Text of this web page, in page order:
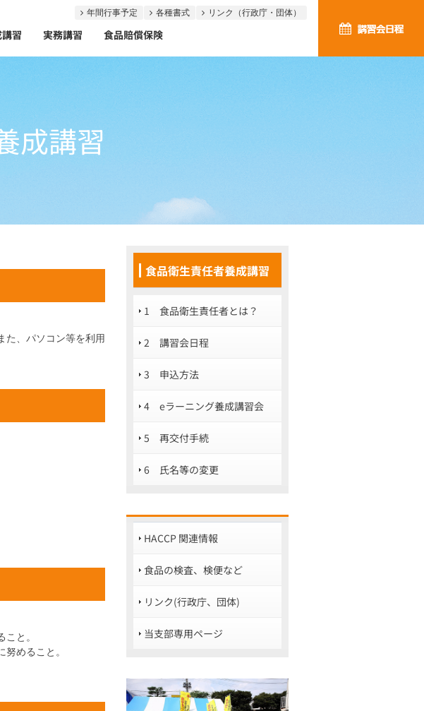
習 実務講習 食品賠償保険
年間行事予定 各種書式 リンク（行政庁・団体）
成講習
た、パソコン等を利用
と。
めること。
食品衛生責任者養成講習
1 食品衛生責任者とは？
2 講習会日程
3 申込方法
4 eラーニング養成講習会
5 再交付手続
6 氏名等の変更
HACCP 関連情報
食品の検査、検便など
リンク(行政庁、団体)
当支部専用ページ